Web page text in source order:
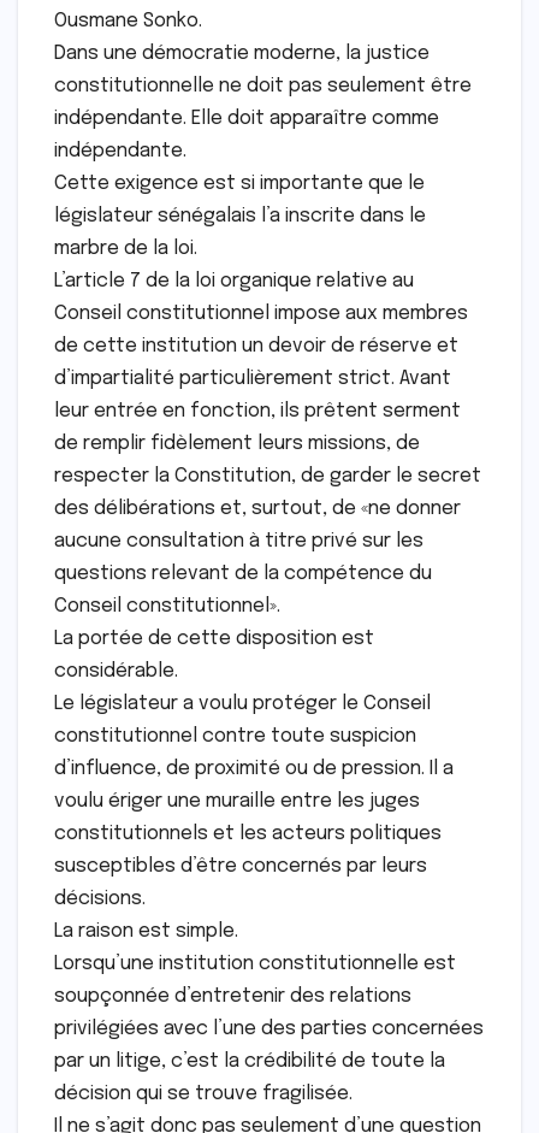
Ousmane Son­ko.
Dans une démocratie moderne, la justice
constitutionnelle ne doit pas seulement être
indépendante. Elle doit apparaître comme
indépendante.
Cette exigence est si importante que le
législateur sénégalais l’a inscrite dans le
marbre de la loi.
L’article 7 de la loi organique relative au
Conseil constitutionnel impose aux membres
de cette institution un devoir de réserve et
d’impartialité particulièrement strict. Avant
leur entrée en fonction, ils prêtent serment
de remplir fidèlement leurs missions, de
respecter la Constitution, de garder le secret
des délibérations et, surtout, de «ne donner
aucune consultation à titre privé sur les
questions relevant de la compétence du
Conseil constitutionnel».
La portée de cette disposition est
considérable.
Le législateur a voulu protéger le Conseil
constitutionnel contre toute suspicion
d’influence, de proximité ou de pression. Il a
voulu ériger une muraille entre les juges
constitutionnels et les ac­teurs politiques
susceptibles d’être concernés par leurs
décisions.
La raison est simple.
Lorsqu’une institution constitutionnelle est
soupçonnée d’entretenir des relations
privilégiées avec l’une des parties concernées
par un litige, c’est la crédibilité de toute la
décision qui se trouve fragilisée.
Il ne s’agit donc pas seulement d’une question